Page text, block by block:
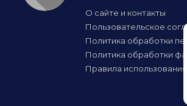
О сайте и контакты
Пользовательское
Политика обработки
Политика обработки
Правила